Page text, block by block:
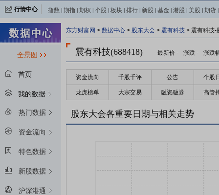
行情中心 指数 期指 期权 个股 板块 排行 新股 基金 港股 美股 期货
全景图
首页
我的数据
热门数据
资金流向
特色数据
新股数据
沪深港通
东方财富网 > 数据中心 > 股东大会 > 震有科技 > 震有科技-
震有科技(688418) 最新价 - 涨跌 - 涨跌
资金流向 千股千评 公告 个股
龙虎榜单 大宗交易 融资融券 高管
股东大会各重要日期与相关走势